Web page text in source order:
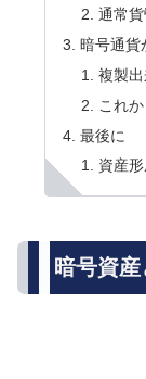
通常
暗号通貨
複製
これ
最後に
資産
暗号資